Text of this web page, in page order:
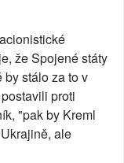
že Spojené státy
by stálo za to v
proti
"pak by Kreml
ale